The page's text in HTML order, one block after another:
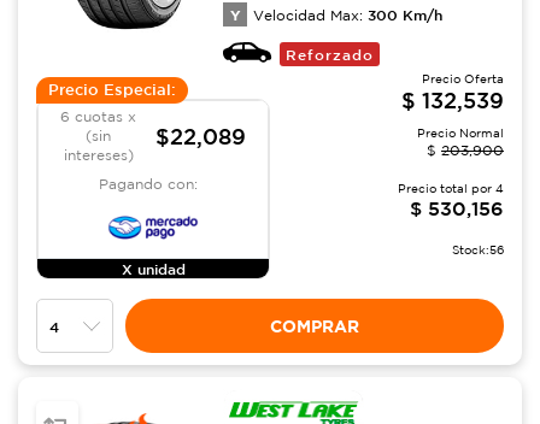
Y Velocidad Max: 300 Km/h
Reforzado
Precio Especial:
6 cuotas x
(sin
intereses)
$22,089
Pagando con:
X unidad
Precio Oferta
$ 132,539
Precio Normal
$ 203,900
Precio total por 4
$ 530,156
Stock:56
COMPRAR